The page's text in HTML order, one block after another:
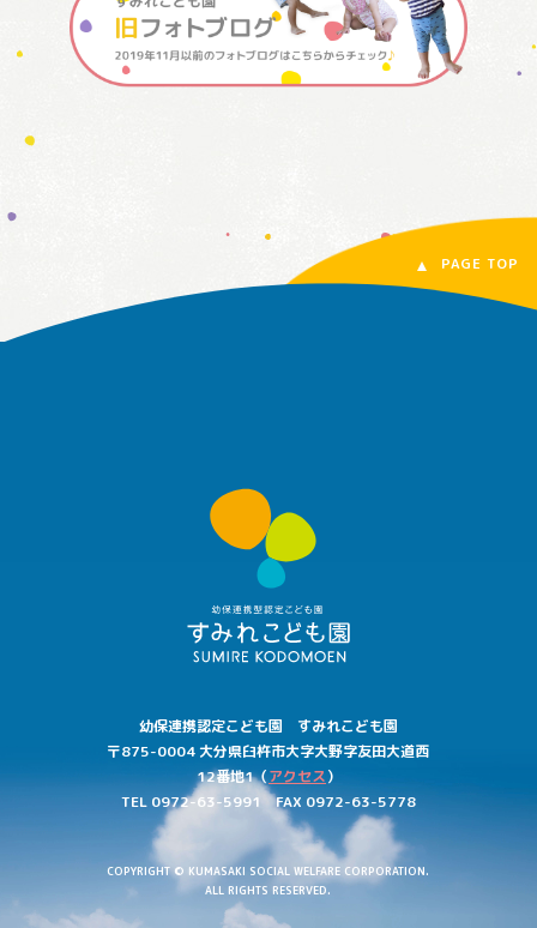
PAGE TOP
も
幼保連携認定こども園 すみれこども園
〒875-0004大分県臼杵市大字大野字友田大道西
12番地1（アクセス）
TEL 0972-63-5991
FAX 0972-63-5778
COPYRIGHT © KUMASAKI SOCIAL WELFARE CORPORATION.
ALL RIGHTS RESERVED.